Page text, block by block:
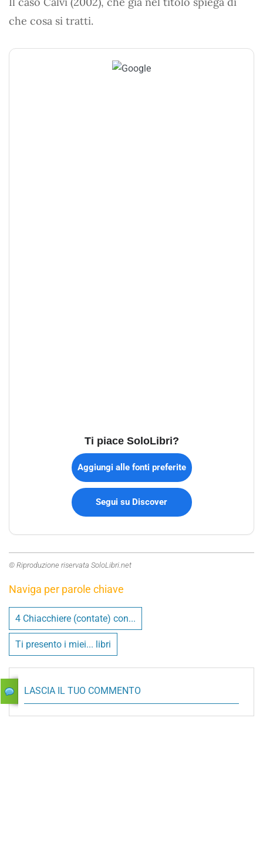
che cosa si tratti.
Ti piace SoloLibri?
Aggiungi alle fonti preferite
Segui su Discover
© Riproduzione riservata SoloLibri.net
Naviga per parole chiave
4 Chiacchiere (contate) con...
Ti presento i miei... libri
LASCIA IL TUO COMMENTO